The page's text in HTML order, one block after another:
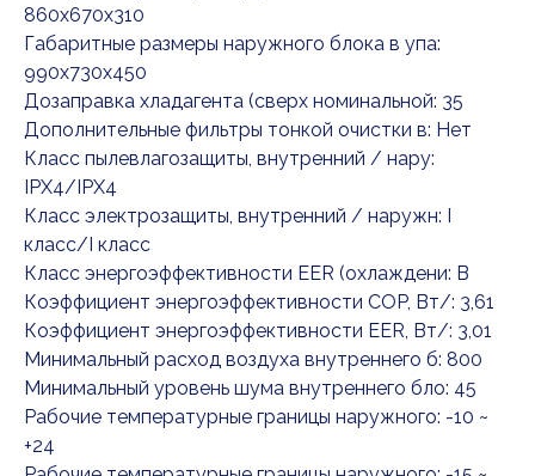
860x670x310
Габаритные размеры наружного блока в упа:
990x730x450
Дозаправка хладагента (сверх номинальной: 35
Дополнительные фильтры тонкой очистки в: Нет
Класс пылевлагозащиты, внутренний / нару:
IPX4/IPX4
Класс электрозащиты, внутренний / наружн: I
класс/I класс
Класс энергоэффективности EER (охлаждени: B
Коэффициент энергоэффективности COP, Вт/: 3,61
Коэффициент энергоэффективности EER, Вт/: 3,01
Минимальный расход воздуха внутреннего б: 800
Минимальный уровень шума внутреннего бло: 45
Рабочие температурные границы наружного: -10 ~
+24